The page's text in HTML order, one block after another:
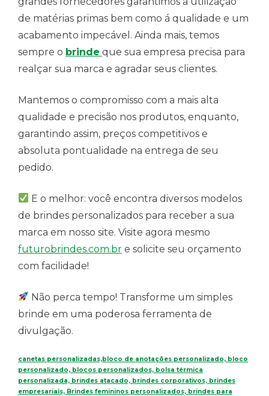
de matérias primas bem como á qualidade e um
acabamento impecável. Ainda mais, temos
sempre o brinde que sua empresa precisa para
realçar sua marca e agradar seus clientes.
Mantemos o compromisso com a mais alta
qualidade e precisão nos produtos, enquanto,
garantindo assim, preços competitivos e
absoluta pontualidade na entrega de seu
pedido.
E o melhor: você encontra diversos modelos
de brindes personalizados para receber a sua
marca em nosso site. Visite agora mesmo
futurobrindes.com.br e solicite seu orçamento
com facilidade!
Não perca tempo! Transforme um simples
brinde em uma poderosa ferramenta de
divulgação.
canetas personalizadas,bloco de anotações personalizado, bloco
personalizado, blocos personalizados, bolsa térmica
personalizada, brindes atacado, brindes corporativos, brindes
empresariais, Brindes femininos personalizados, brindes para